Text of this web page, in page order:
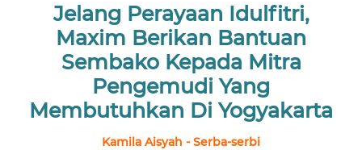
Jelang Perayaan Idulfitri,
Maxim Berikan Bantuan
Sembako Kepada Mitra
Pengemudi Yang
Membutuhkan Di Yogyakarta
Kamila Aisyah - Serba-serbi
NUSANTARA